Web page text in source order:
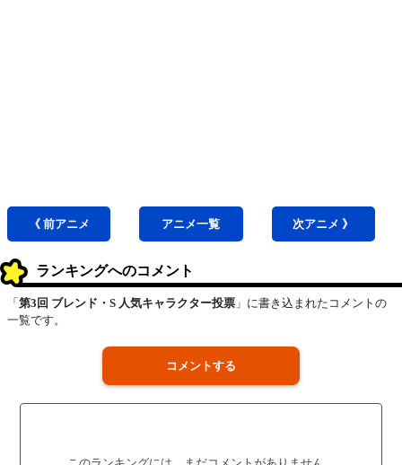
《 前アニメ アニメ一覧 次アニメ 》
ランキングへのコメント
「 第3回 ブレンド・S 人気キャラクター投票 」に書き込まれたコメントの
一覧です。
コメントする